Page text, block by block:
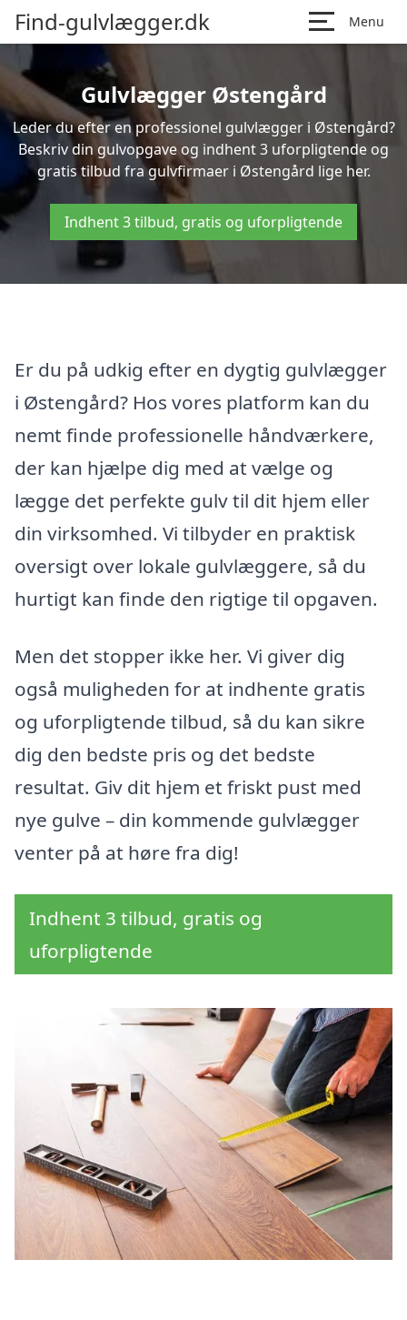
Find-gulvlægger.dk Menu
Gulvlægger Østengård
Leder du efter en professionel gulvlægger i Østengård?
Beskriv din gulvopgave og indhent 3 uforpligtende og
gratis tilbud fra gulvfirmaer i Østengård lige her.
Indhent 3 tilbud, gratis og uforpligtende
Er du på udkig efter en dygtig gulvlægger
i Østengård? Hos vores platform kan du
nemt finde professionelle håndværkere,
der kan hjælpe dig med at vælge og
lægge det perfekte gulv til dit hjem eller
din virksomhed. Vi tilbyder en praktisk
oversigt over lokale gulvlæggere, så du
hurtigt kan finde den rigtige til opgaven.
Men det stopper ikke her. Vi giver dig
også muligheden for at indhente gratis
og uforpligtende tilbud, så du kan sikre
dig den bedste pris og det bedste
resultat. Giv dit hjem et friskt pust med
nye gulve – din kommende gulvlægger
venter på at høre fra dig!
Indhent 3 tilbud, gratis og
uforpligtende